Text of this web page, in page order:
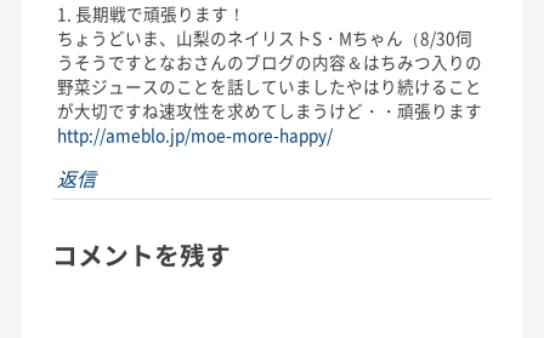
1. 長期戦で頑張ります！
ちょうどいま、山梨のネイリストS・Mちゃん（8/30伺
うそうですとなおさんのブログの内容＆はちみつ入りの
野菜ジュースのことを話していましたやはり続けること
が大切ですね速攻性を求めてしまうけど・・頑張ります
http://ameblo.jp/moe-more-happy/
返信
コメントを残す